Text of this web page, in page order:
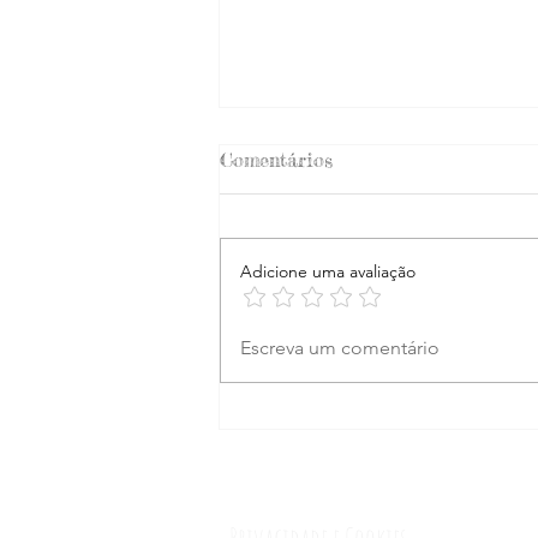
Portugal - Algarve:
Comentários
Adicione uma avaliação
Escreva um comentário